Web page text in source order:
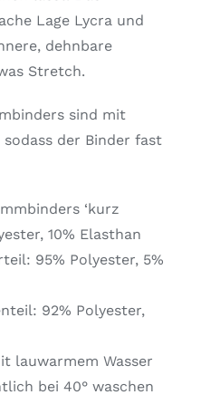
Lage Lycra und
dehnbare
Stretch.
sind mit
der Binder fast
‘kurz
10% Elasthan
95% Polyester, 5%
92% Polyester,
lauwarmem Wasser
bei 40° waschen